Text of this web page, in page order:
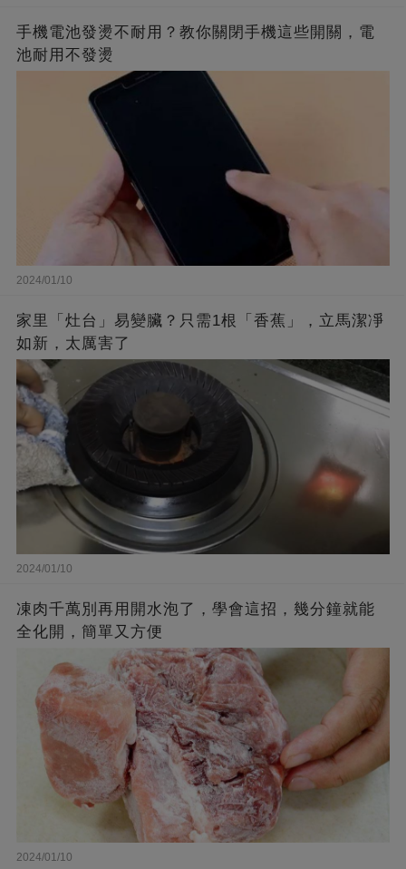
手機電池發燙不耐用？教你關閉手機這些開關，電
池耐用不發燙
2024/01/10
家里「灶台」易變臟？只需1根「香蕉」，立馬潔凈
如新，太厲害了
2024/01/10
凍肉千萬別再用開水泡了，學會這招，幾分鐘就能
全化開，簡單又方便
2024/01/10